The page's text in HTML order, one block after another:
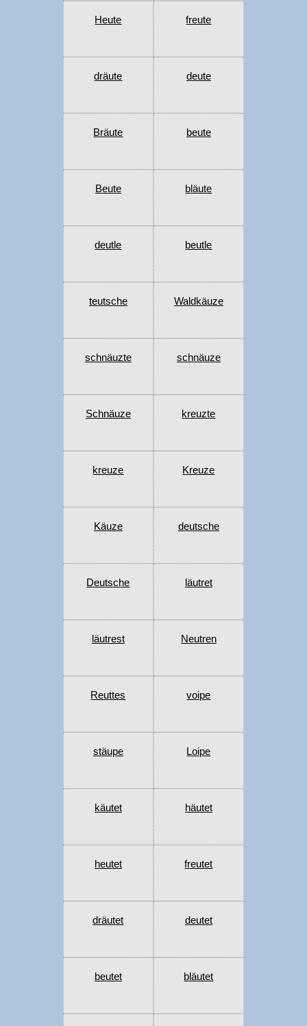
Heute freute
dräute deute
Bräute beute
Beute bläute
deutle beutle
teutsche Waldkäuze
schnäuzte schnäuze
Schnäuze kreuzte
kreuze Kreuze
Käuze deutsche
Deutsche läutret
läutrest Neutren
Reuttes voipe
stäupe Loipe
käutet häutet
heutet freutet
dräutet deutet
beutet bläutet